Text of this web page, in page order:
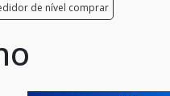
de nível comprar